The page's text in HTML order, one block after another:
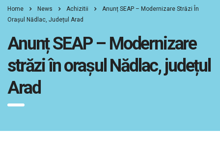
Home News Achizitii
Anunț SEAP – Modernizare Străzi În
Orașul Nădlac, Județul Arad
Anunț SEAP – Modernizare
străzi în orașul Nădlac, județul
Arad